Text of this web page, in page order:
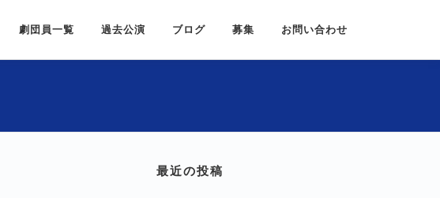
劇団員一覧 過去公演 ブログ 募集 お問い合わせ
最近の投稿